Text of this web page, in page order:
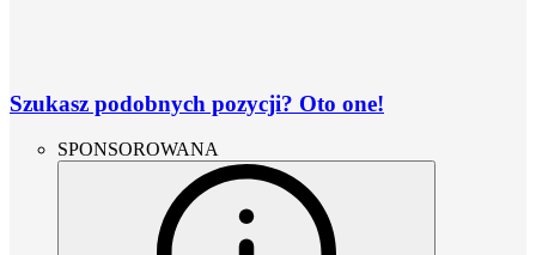
Szukasz podobnych pozycji? Oto one!
SPONSOROWANA